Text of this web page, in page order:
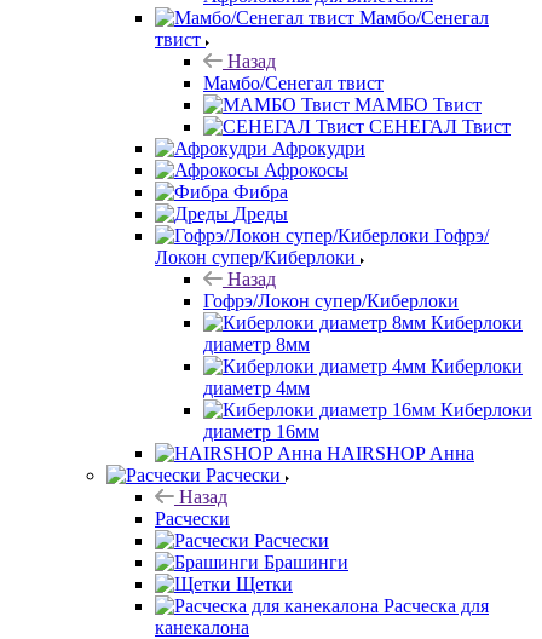
Мамбо/Сенегал
твист
Назад
Мамбо/Сенегал твист
МАМБО Твист
СЕНЕГАЛ Твист
Афрокудри
Афрокосы
Фибра
Дреды
Гофрэ/
Локон супер/Киберлоки
Назад
Гофрэ/Локон супер/Киберлоки
Киберлоки
диаметр 8мм
Киберлоки
диаметр 4мм
Киберлоки
диаметр 16мм
HAIRSHOP Анна
Расчески
Назад
Расчески
Расчески
Брашинги
Щетки
Расческа для
канекалона